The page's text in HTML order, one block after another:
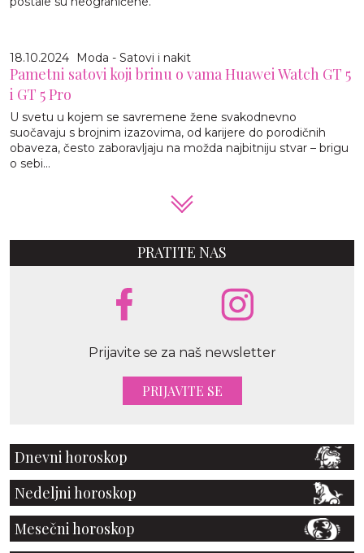
18.10.2024 Moda - Satovi i nakit
Pametni satovi koji brinu o vama Huawei Watch GT 5
i GT 5 Pro
U svetu u kojem se savremene žene svakodnevno
suočavaju s brojnim izazovima, od karijere do porodičnih
obaveza, često zaboravljaju na možda najbitniju stvar – brigu
o sebi...
PRATITE NAS
Prijavite se za naš newsletter
PRIJAVITE SE
Dnevni horoskop
Nedeljni horoskop
Mesečni horoskop